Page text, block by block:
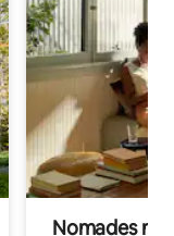
Nomades